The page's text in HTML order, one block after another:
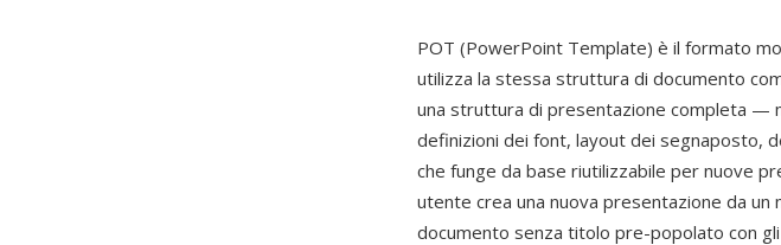
POT (PowerPoint Template) è il formato
utilizza la stessa struttura di documento
una struttura di presentazione completa —
definizioni dei font, layout dei segnaposto,
che funge da base riutilizzabile per nuove
utente crea una nuova presentazione da
documento senza titolo pre-popolato con